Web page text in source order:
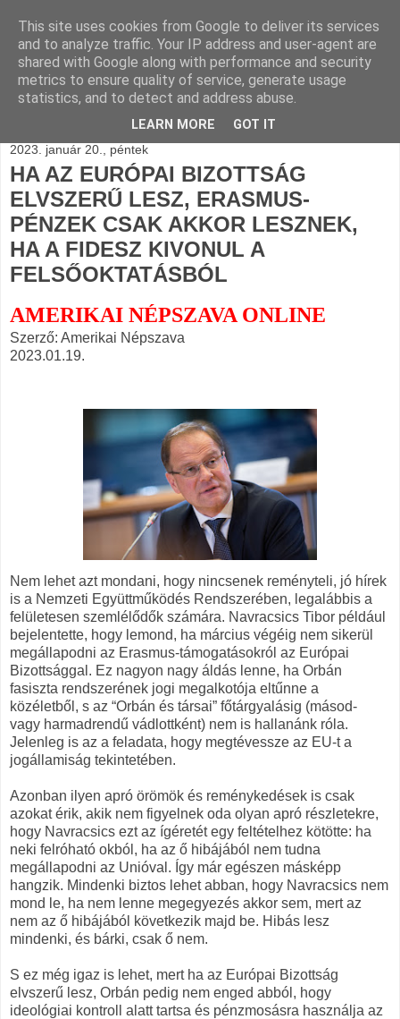
BLOGÁSZAT, napi
blogjava
2023. január 20., péntek
HA AZ EURÓPAI BIZOTTSÁG
ELVSZERŰ LESZ, ERASMUS-
PÉNZEK CSAK AKKOR LESZNEK,
HA A FIDESZ KIVONUL A
FELSŐOKTATÁSBÓL
AMERIKAI NÉPSZAVA ONLINE
Szerző: Amerikai Népszava
2023.01.19.
Nem lehet azt mondani, hogy nincsenek reményteli, jó hírek
is a Nemzeti Együttműködés Rendszerében, legalábbis a
felületesen szemlélődők számára. Navracsics Tibor például
bejelentette, hogy lemond, ha március végéig nem sikerül
megállapodni az Erasmus-támogatásokról az Európai
Bizottsággal. Ez nagyon nagy áldás lenne, ha Orbán
fasiszta rendszerének jogi megalkotója eltűnne a
közéletből, s az “Orbán és társai” főtárgyalásig (másod-
vagy harmadrendű vádlottként) nem is hallanánk róla.
Jelenleg is az a feladata, hogy megtévessze az EU-t a
jogállamiság tekintetében.
Azonban ilyen apró örömök és reménykedések is csak
azokat érik, akik nem figyelnek oda olyan apró részletekre,
hogy Navracsics ezt az ígéretét egy feltételhez kötötte: ha
neki felróható okból, ha az ő hibájából nem tudna
megállapodni az Unióval. Így már egészen másképp
hangzik. Mindenki biztos lehet abban, hogy Navracsics nem
mond le, ha nem lenne megegyezés akkor sem, mert az
nem az ő hibájából következik majd be. Hibás lesz
mindenki, és bárki, csak ő nem.
S ez még igaz is lehet, mert ha az Európai Bizottság
elvszerű lesz, Orbán pedig nem enged abból, hogy
ideológiai kontroll alatt tartsa és pénzmosásra használja az
This site uses cookies from Google to deliver its services
and to analyze traffic. Your IP address and user-agent are
shared with Google along with performance and security
metrics to ensure quality of service, generate usage
statistics, and to detect and address abuse.
LEARN MORE GOT IT